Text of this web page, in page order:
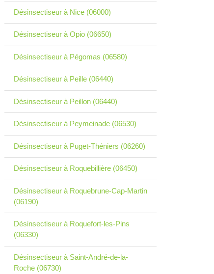
Désinsectiseur à Nice (06000)
Désinsectiseur à Opio (06650)
Désinsectiseur à Pégomas (06580)
Désinsectiseur à Peille (06440)
Désinsectiseur à Peillon (06440)
Désinsectiseur à Peymeinade (06530)
Désinsectiseur à Puget-Théniers (06260)
Désinsectiseur à Roquebillière (06450)
Désinsectiseur à Roquebrune-Cap-Martin
(06190)
Désinsectiseur à Roquefort-les-Pins
(06330)
Désinsectiseur à Saint-André-de-la-
Roche (06730)